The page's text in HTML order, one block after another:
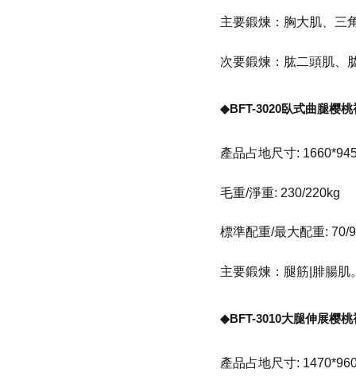
主要鍛煉：胸大肌、三
次要鍛煉：肱二頭肌、
◆BFT-3020臥式曲腿樱
產品占地尺寸:
毛重/淨重: 230/220kg
標準配重/最大配重: 70/
主要鍛煉：腿筋|腓腸肌
◆BFT-3010大腿伸展樱
產品占地尺寸: